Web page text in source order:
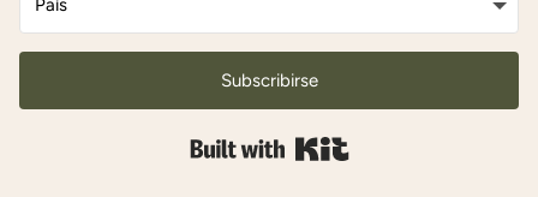
Subscribirse
Built with Kit